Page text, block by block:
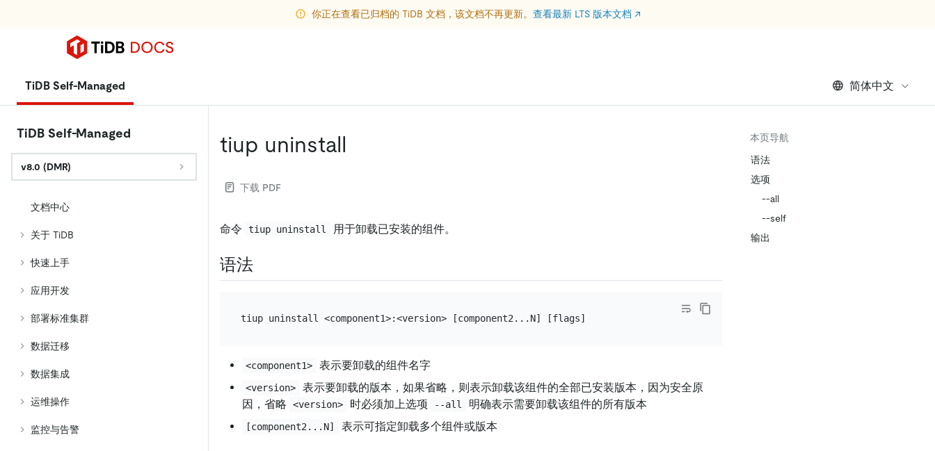
你正在查看已归档的 TiDB 文档，该文档不再更新。 查看最新 LTS 版本文档 ↗
TiDB Self-Managed 简体中文
TiDB Self-Managed
v8.0 (DMR)
文档中心
关于 TiDB
快速上手
应用开发
部署标准集群
数据迁移
数据集成
运维操作
监控与告警
tiup uninstall
下载 PDF
命令 tiup uninstall 用于卸载已安装的组件。
语法
<component1> 表示要卸载的组件名字
<version>
表示要卸载的版本，如果省略，则表示卸载该组件的全部已安装版本，因为安全原
因，省略
<version> 时必须加上选项 --all 明确表示需要卸载该组件的所有版本
[component2...N] 表示可指定卸载多个组件或版本
本页导航
语法
选项
--all
--self
输出